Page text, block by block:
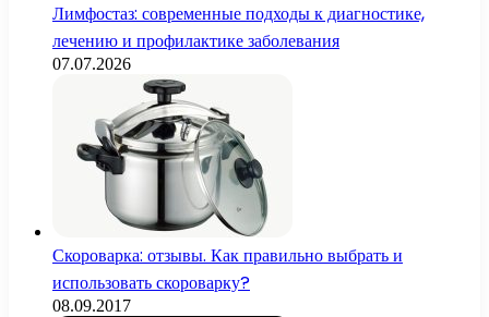
Лимфостаз: современные подходы к диагностике,
лечению и профилактике заболевания
07.07.2026
Скороварка: отзывы. Как правильно выбрать и
использовать скороварку?
08.09.2017